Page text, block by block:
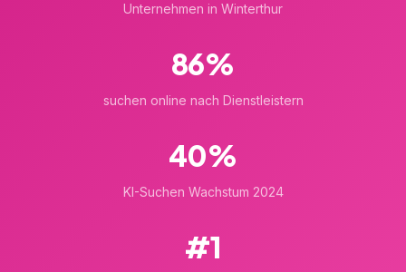
Unternehmen in Winterthur
86%
suchen online nach Dienstleistern
40%
KI-Suchen Wachstum 2024
#1